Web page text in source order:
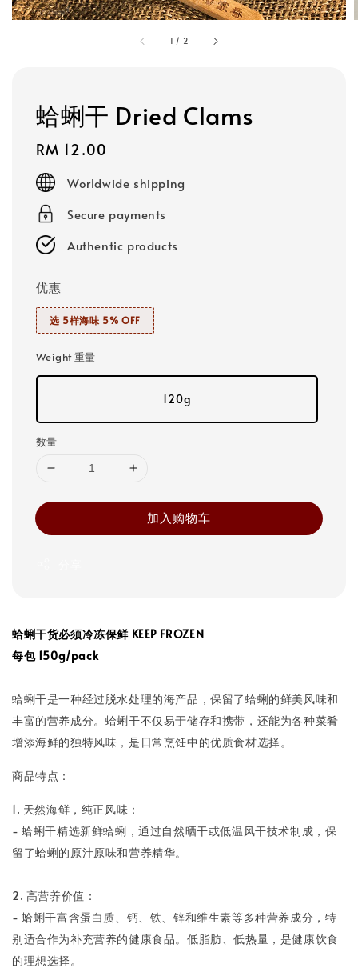
1 / 2
蛤蜊干 Dried Clams
Regular
price
RM 12.00
Worldwide shipping
Secure payments
Authentic products
优惠
选 5样海味 5% OFF
Weight 重量
120g
数量
加入购物车
蛤蜊干货必须冷冻保鲜 KEEP FROZEN
每包 150g/pack
蛤蜊干是一种经过脱水处理的海产品，保留了蛤蜊的鲜美风味和
丰富的营养成分。蛤蜊干不仅易于储存和携带，还能为各种菜肴
增添海鲜的独特风味，是日常烹饪中的优质食材选择。
商品特点：
1. 天然海鲜，纯正风味：
- 蛤蜊干精选新鲜蛤蜊，通过自然晒干或低温风干技术制成，保
留了蛤蜊的原汁原味和营养精华。
2. 高营养价值：
- 蛤蜊干富含蛋白质、钙、铁、锌和维生素等多种营养成分，特
别适合作为补充营养的健康食品。低脂肪、低热量，是健康饮食
的理想选择。